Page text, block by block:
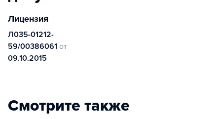
Лицензия
Л035-01212-
59/00386061 от
09.10.2015
Смотрите также